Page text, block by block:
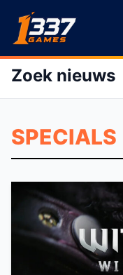
Ga naar inhoud
Zoek nieuws